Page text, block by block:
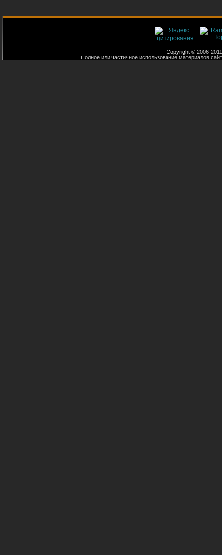
Copyright © 2006-
Полное или частичное использование материалов